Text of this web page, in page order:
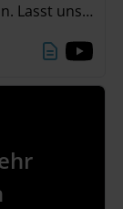
Lasst uns
Vielfalt &